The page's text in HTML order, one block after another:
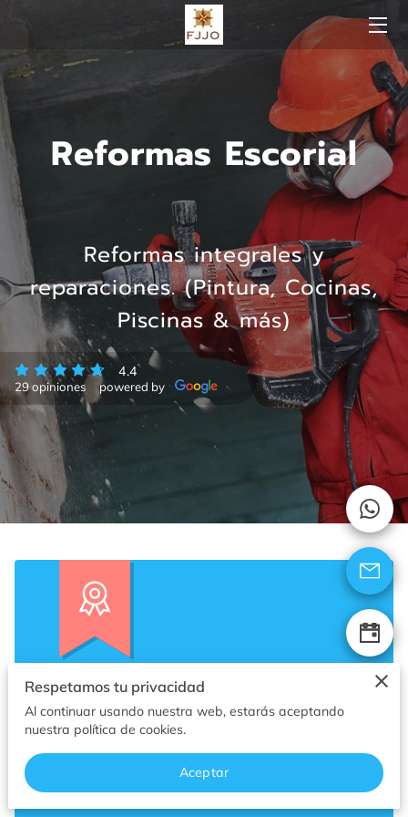
NUESTRA EMPRESA
NOS DESTACAMOS POR
ESCORIAL
NUESTROS SERVICIOS
CLIENTES FELICES
NUESTRA UBICACIÓN
HORARIO DE ATENCIÓN
CONTÁCTANOS
Reformas Escorial
Reformas integrales y
reparaciones. (Pintura, Cocinas,
Piscinas & más)
4.4
29 opiniones powered by
No puedes dejar pasar
nuestros trabajos más
destacados
Fabricamos ventanas y tarimas de calidad
Respetamos tu privacidad
Al continuar usando nuestra web, estarás aceptando
nuestra política de cookies.
Aceptar